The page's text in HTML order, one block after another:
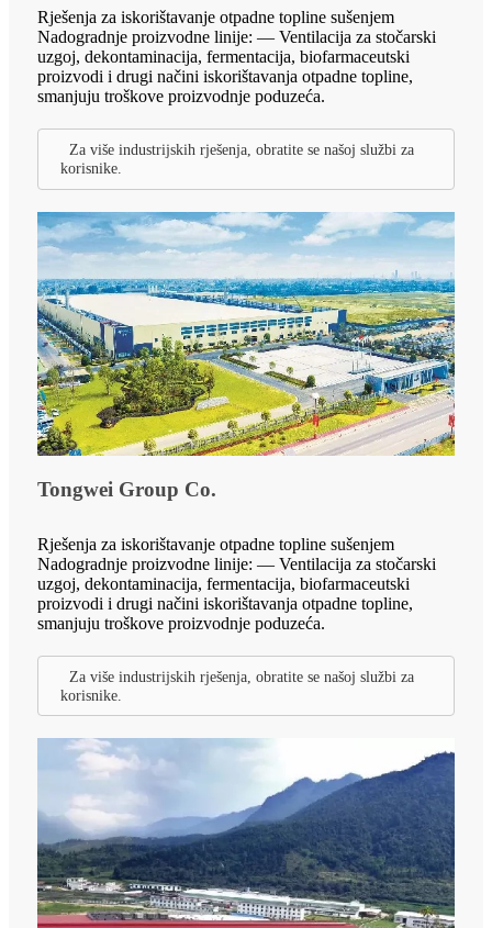
Rješenja za iskorištavanje otpadne topline sušenjem
Nadogradnje proizvodne linije: — Ventilacija za stočarski
uzgoj, dekontaminacija, fermentacija, biofarmaceutski
proizvodi i drugi načini iskorištavanja otpadne topline,
smanjuju troškove proizvodnje poduzeća.
Za više industrijskih rješenja, obratite se našoj službi za
korisnike.
Tongwei Group Co.
Rješenja za iskorištavanje otpadne topline sušenjem
Nadogradnje proizvodne linije: — Ventilacija za stočarski
uzgoj, dekontaminacija, fermentacija, biofarmaceutski
proizvodi i drugi načini iskorištavanja otpadne topline,
smanjuju troškove proizvodnje poduzeća.
Za više industrijskih rješenja, obratite se našoj službi za
korisnike.